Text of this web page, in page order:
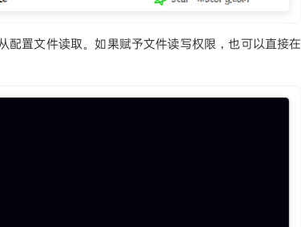
置文件读取。如果赋予文件读写权限，也可以直接在